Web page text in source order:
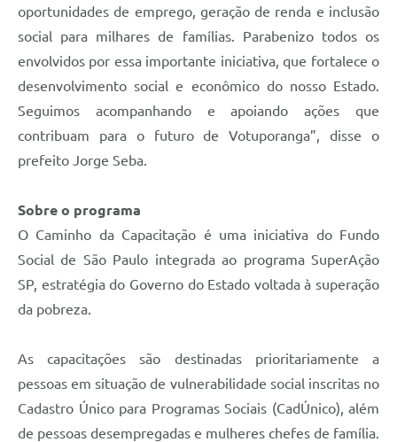
oportunidades de emprego, geração de renda e inclusão
social para milhares de famílias. Parabenizo todos os
envolvidos por essa importante iniciativa, que fortalece o
desenvolvimento social e econômico do nosso Estado.
Seguimos acompanhando e apoiando ações que
contribuam para o futuro de Votuporanga”, disse o
prefeito Jorge Seba.
Sobre o programa
O Caminho da Capacitação é uma iniciativa do Fundo
Social de São Paulo integrada ao programa SuperAção
SP, estratégia do Governo do Estado voltada à superação
da pobreza.
As capacitações são destinadas prioritariamente a
pessoas em situação de vulnerabilidade social inscritas no
Cadastro Único para Programas Sociais (CadÚnico), além
de pessoas desempregadas e mulheres chefes de família.